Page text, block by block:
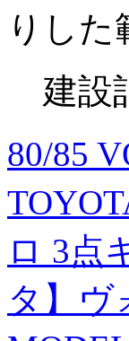
りし
建設
80/85
ロ 3点
タ】ヴ